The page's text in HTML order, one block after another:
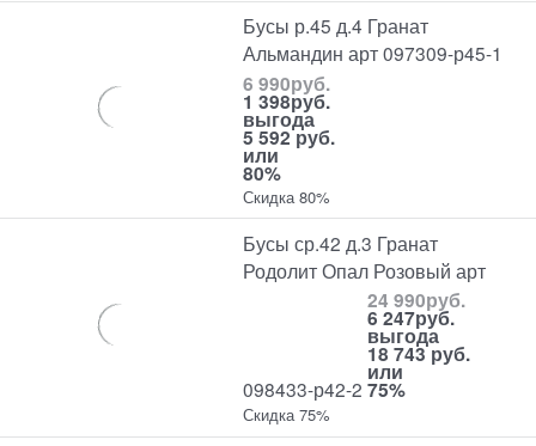
Бусы р.45 д.4 Гранат
Альмандин арт 097309-р45-1
6 990руб.
1 398руб.
выгода
5 592 руб.
или
80%
Скидка 80%
Бусы ср.42 д.3 Гранат
Родолит Опал Розовый арт
098433-р42-2
24 990руб.
6 247руб.
выгода
18 743 руб.
или
75%
Скидка 75%